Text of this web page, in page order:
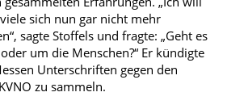
sich nun gar nicht mehr
sagte Stoffels und fragte: „Geht es
um die Menschen?“ Er kündigte
Unterschriften gegen den
zu sammeln.